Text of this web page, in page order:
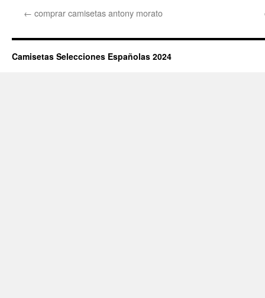
← comprar camisetas antony morato
Camisetas Selecciones Españolas 2024